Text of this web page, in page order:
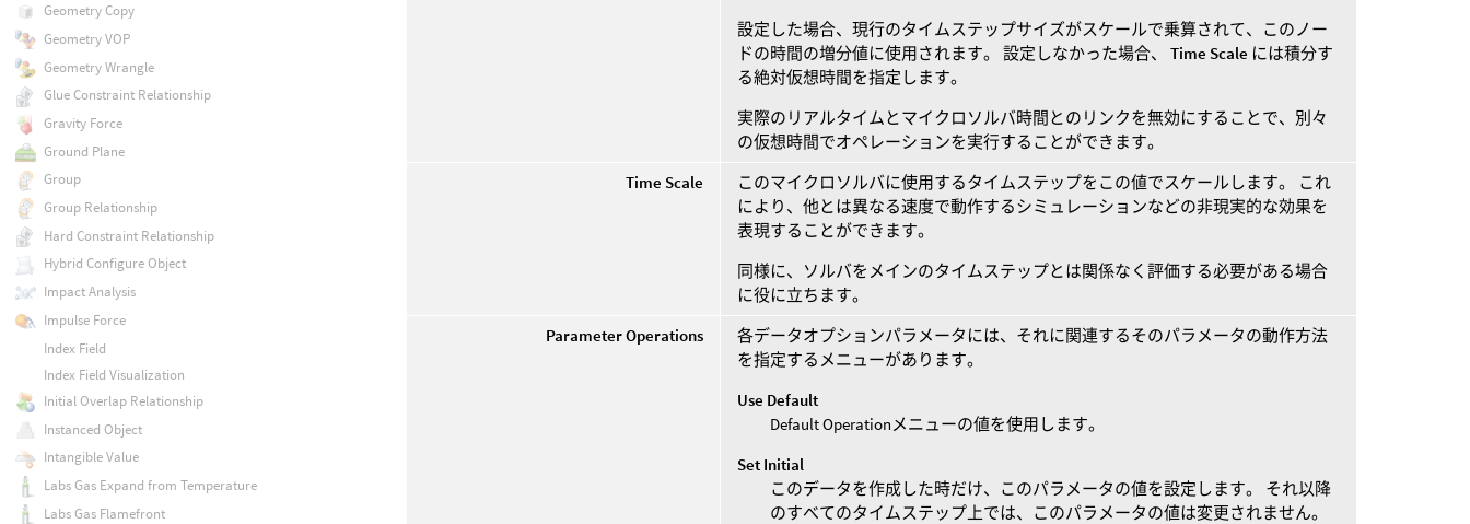
設定した場合、現行のタイムステップサイズがスケールで乗算されて、このノー
ドの時間の増分値に使用されます。 設定しなかった場合、Time Scale には積分す
る絶対仮想時間を指定します。
実際のリアルタイムとマイクロソルバ時間とのリンクを無効にすることで、別々
の仮想時間でオペレーションを実行することができます。
Time Scale
このマイクロソルバに使用するタイムステップをこの値でスケールします。 これ
により、他とは異なる速度で動作するシミュレーションなどの非現実的な効果を
表現することができます。
同様に、ソルバをメインのタイムステップとは関係なく評価する必要がある場合
に役に立ちます。
Parameter Operations
各データオプションパラメータには、それに関連するそのパラメータの動作方法
を指定するメニューがあります。
Use Default
Default Operationメニューの値を使用します。
Set Initial
このデータを作成した時だけ、このパラメータの値を設定します。 それ以降
のすべてのタイムステップ上では、このパラメータの値は変更されません。
Geometry Copy
Geometry VOP
Geometry Wrangle
Glue Constraint Relationship
Gravity Force
Ground Plane
Group
Group Relationship
Hard Constraint Relationship
Hybrid Configure Object
Impact Analysis
Impulse Force
Index Field
Index Field Visualization
Initial Overlap Relationship
Instanced Object
Intangible Value
Labs Gas Expand from Temperature
Labs Gas Flamefront